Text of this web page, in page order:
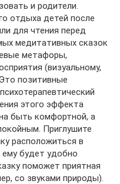
и родители.
отдыха детей после
для чтения перед
медитативных сказок
метафоры,
(визуальному,
позитивные
этого эффекта
быть комфортной, а
Приглушите
расположиться в
ему будет удобно
поможет приятная
со звуками природы).